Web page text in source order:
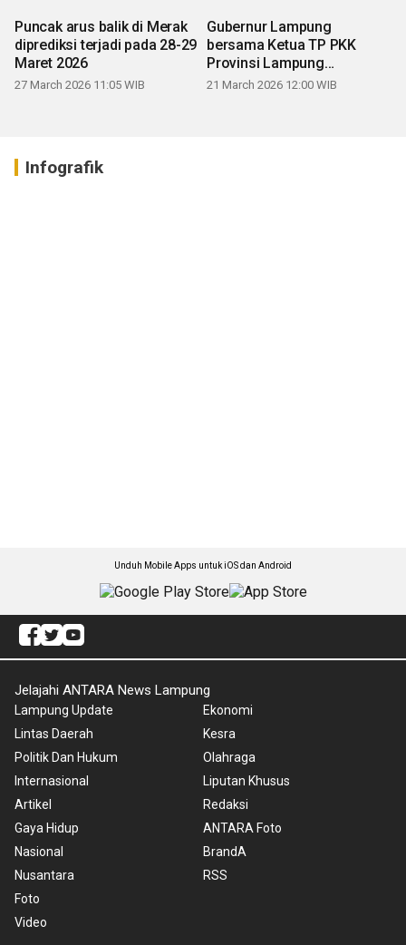
Puncak arus balik di Merak
diprediksi terjadi pada 28-29
Maret 2026
27 March 2026 11:05 WIB
Gubernur Lampung
bersama Ketua TP PKK
Provinsi Lampung
mengucapkan Selamat Hari
21 March 2026 12:00 WIB
Infografik
Unduh Mobile Apps untuk iOS dan Android
Jelajahi ANTARA News Lampung
Lampung Update
Lintas Daerah
Politik Dan Hukum
Internasional
Artikel
Gaya Hidup
Nasional
Nusantara
Foto
Video
Ekonomi
Kesra
Olahraga
Liputan Khusus
Redaksi
ANTARA Foto
BrandA
RSS